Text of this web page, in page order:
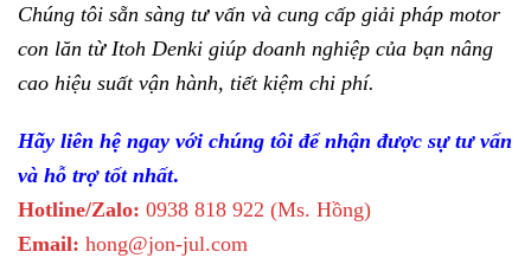
Chúng tôi sẵn sàng tư vấn và cung cấp giải pháp motor
con lăn từ Itoh Denki giúp doanh nghiệp của bạn nâng
cao hiệu suất vận hành, tiết kiệm chi phí.
Hãy liên hệ ngay với chúng tôi để nhận được sự tư vấn
và hỗ trợ tốt nhất.
Hotline/Zalo: 0938 818 922 (Ms. Hồng)
Email: hong@jon-jul.com